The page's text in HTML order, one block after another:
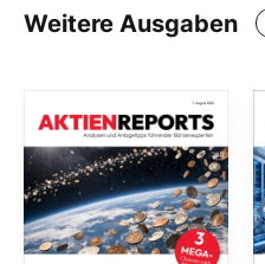
Weitere Ausgaben